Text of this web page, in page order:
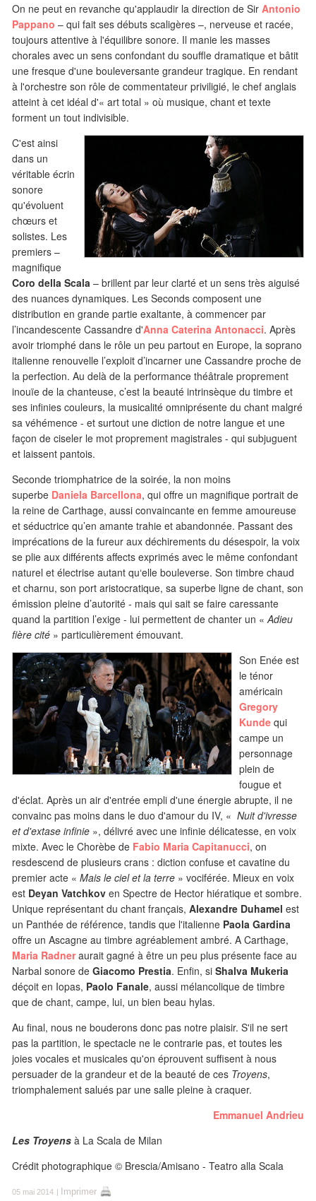
On ne peut en revanche qu'applaudir la direction de Sir Antonio
Pappano – qui fait ses débuts scaligères –, nerveuse et racée,
toujours attentive à l'équilibre sonore. Il manie les masses
chorales avec un sens confondant du souffle dramatique et bâtit
une fresque d'une bouleversante grandeur tragique. En rendant
à l'orchestre son rôle de commentateur priviligié, le chef anglais
atteint à cet idéal d'« art total » où musique, chant et texte
forment un tout indivisible.
C'est ainsi
dans un
véritable écrin
sonore
qu'évoluent
chœurs et
solistes. Les
premiers –
magnifique
Coro della Scala – brillent par leur clarté et un sens très aiguisé
des nuances dynamiques. Les Seconds composent une
distribution en grande partie exaltante, à commencer par
l’incandescente Cassandre d'Anna Caterina Antonacci. Après
avoir triomphé dans le rôle un peu partout en Europe, la soprano
italienne renouvelle l’exploit d’incarner une Cassandre proche de
la perfection. Au delà de la performance théâtrale proprement
inouïe de la chanteuse, c’est la beauté intrinsèque du timbre et
ses infinies couleurs, la musicalité omniprésente du chant malgré
sa véhémence - et surtout une diction de notre langue et une
façon de ciseler le mot proprement magistrales - qui subjuguent
et laissent pantois.
Seconde triomphatrice de la soirée, la non moins
superbe Daniela Barcellona, qui offre un magnifique portrait de
la reine de Carthage, aussi convaincante en femme amoureuse
et séductrice qu’en amante trahie et abandonnée. Passant des
imprécations de la fureur aux déchirements du désespoir, la voix
se plie aux différents affects exprimés avec le même confondant
naturel et électrise autant qu‘elle bouleverse. Son timbre chaud
et charnu, son port aristocratique, sa superbe ligne de chant, son
émission pleine d’autorité - mais qui sait se faire caressante
quand la partition l’exige - lui permettent de chanter un «Adieu
fière cité » particulièrement émouvant.
Son Enée est
le ténor
américain
Gregory
Kunde qui
campe un
personnage
plein de
fougue et
d'éclat. Après un air d'entrée empli d'une énergie abrupte, il ne
convainc pas moins dans le duo d'amour du IV, « Nuit d'ivresse
et d'extase infinie », délivré avec une infinie délicatesse, en voix
mixte. Avec le Chorèbe de Fabio Maria Capitanucci, on
resdescend de plusieurs crans : diction confuse et cavatine du
premier acte « Mais le ciel et la terre » vociférée. Mieux en voix
est Deyan Vatchkov en Spectre de Hector hiératique et sombre.
Unique représentant du chant français, Alexandre Duhamel est
un Panthée de référence, tandis que l'italienne Paola Gardina
offre un Ascagne au timbre agréablement ambré. A Carthage,
Maria Radneraurait gagné à être un peu plus présente face au
Narbal sonore de Giacomo Prestia. Enfin, si Shalva Mukeria
déçoit en Iopas, Paolo Fanale, aussi mélancolique de timbre
que de chant, campe, lui, un bien beau hylas.
Au final, nous ne bouderons donc pas notre plaisir. S'il ne sert
pas la partition, le spectacle ne le contrarie pas, et toutes les
joies vocales et musicales qu'on éprouvent suffisent à nous
persuader de la grandeur et de la beauté de ces Troyens,
triomphalement salués par une salle pleine à craquer.
Emmanuel Andrieu
Les Troyens à La Scala de Milan
Crédit photographique © Brescia/Amisano - Teatro alla Scala
05 mai 2014 | Imprimer